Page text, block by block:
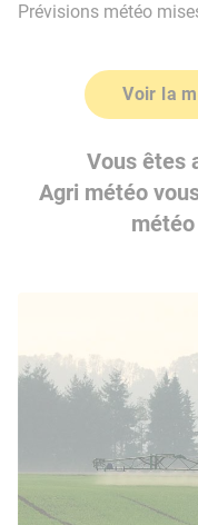
Prévisions météo
Voir la
Vous êtes
Agri météo